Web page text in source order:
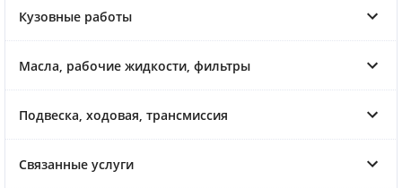
Кузовные работы
Масла, рабочие жидкости, фильтры
Подвеска, ходовая, трансмиссия
Связанные услуги